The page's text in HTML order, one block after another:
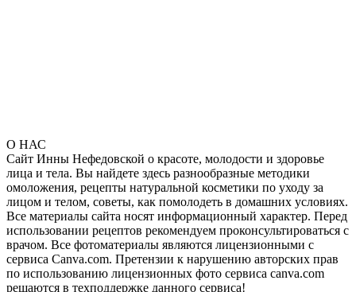
О НАС
Сайт Инны Нефедовской о красоте, молодости и здоровье
лица и тела. Вы найдете здесь разнообразные методики
омоложения, рецепты натуральной косметики по уходу за
лицом и телом, советы, как помолодеть в домашних условиях.
Все материалы сайта носят информационный характер. Перед
использовании рецептов рекомендуем проконсультироваться с
врачом. Все фотоматериалы являются лицензионными с
сервиса Canva.com. Претензии к нарушению авторских прав
по использованию лицензионных фото сервиса canva.com
решаются в техподдержке данного сервиса!